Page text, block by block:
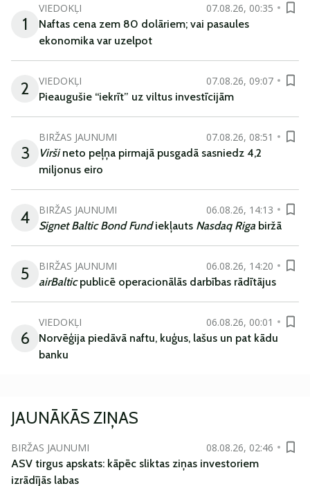
1
VIEDOKĻI
07.08.26, 00:35
Naftas cena zem 80 dolāriem; vai pasaules
ekonomika var uzelpot
2 VIEDOKĻI
07.08.26, 09:07
Pieaugušie “iekrīt” uz viltus investīcijām
3
BIRŽAS JAUNUMI
07.08.26, 08:51
Viršineto peļņa pirmajā pusgadā sasniedz 4,2
miljonus eiro
4 BIRŽAS JAUNUMI
06.08.26, 14:13
Signet Baltic Bond Fundiekļauts Nasdaq Riga biržā
5 BIRŽAS JAUNUMI
06.08.26, 14:20
airBalticpublicē operacionālās darbības rādītājus
6
VIEDOKĻI
06.08.26, 00:01
Norvēģija piedāvā naftu, kuģus, lašus un pat kādu
banku
JAUNĀKĀS ZIŅAS
BIRŽAS JAUNUMI
08.08.26, 02:46
ASV tirgus apskats: kāpēc sliktas ziņas investoriem
izrādījās labas